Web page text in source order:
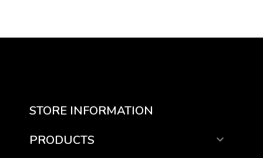
STORE INFORMATION
PRODUCTS
